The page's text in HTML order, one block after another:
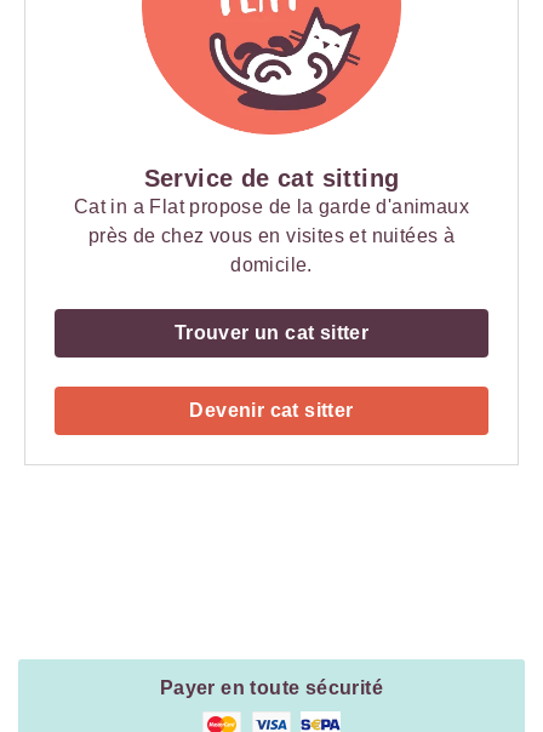
Service de cat sitting
Cat in a Flat propose de la garde d'animaux
près de chez vous en visites et nuitées à
domicile.
Trouver un cat sitter
Devenir cat sitter
Payer en toute sécurité